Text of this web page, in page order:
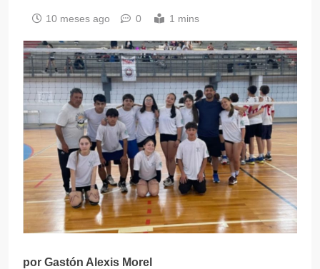
10 meses ago 0 1 mins
por Gastón Alexis Morel